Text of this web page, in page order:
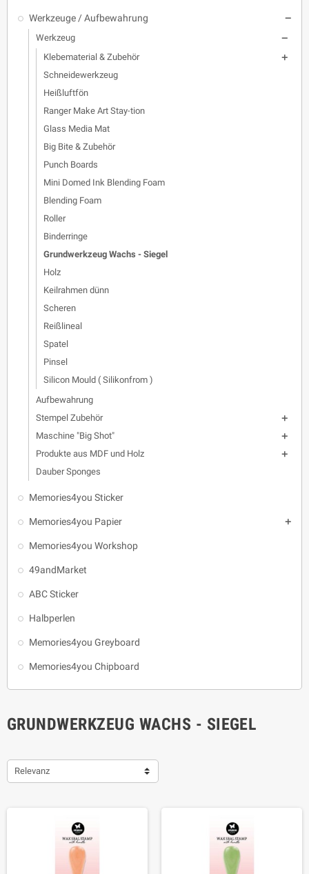
Werkzeuge / Aufbewahrung 
Werkzeug 
Klebematerial & Zubehör 
Schneidewerkzeug
Heißluftfön
Ranger Make Art Stay-tion
Glass Media Mat
Big Bite & Zubehör
Punch Boards
Mini Domed Ink Blending Foam
Blending Foam
Roller
Binderringe
Grundwerkzeug Wachs - Siegel
Holz
Keilrahmen dünn
Scheren
Reißlineal
Spatel
Pinsel
Silicon Mould ( Silikonfrom )
Aufbewahrung
Stempel Zubehör

Maschine "Big Shot" 
Produkte aus MDF und Holz 
Dauber Sponges
Memories4you Sticker
Memories4you Papier 
Memories4you Workshop
49andMarket
ABC Sticker
Halbperlen
Memories4you Greyboard
Memories4you Chipboard
GRUNDWERKZEUG WACHS - SIEGEL
Relevanz